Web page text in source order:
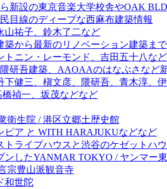
新設の東京音楽大学校舎やOAK
目線のディープな西麻布建築情報
山祐子、鈴木了二など
から最新のリノベーション建築まで
ニン・レーモンド、吉田五十八な
研吾建築、AAOAAのはなぶさなど
健三、槇文彦、隈研吾、青木淳、
禎一、坂茂などなど
衛生院 / 港区立郷土歴史館
ピア と WITH HARAJUKUなどなど
ライプハウスと渋谷のケゼットハ
ンしたYANMAR TOKYO / ヤンマー
宗豊山派観音寺
和世陀